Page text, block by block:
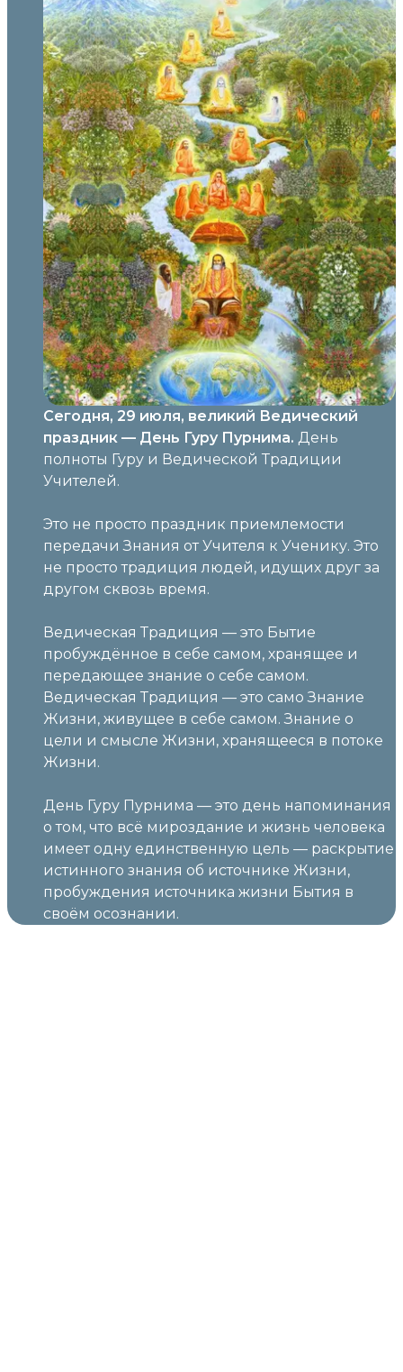
Сегодня, 29 июля, великий Ведический
праздник — День Гуру Пурнима. День
полноты Гуру и Ведической Традиции
Учителей.
Это не просто праздник приемлемости
передачи Знания от Учителя к Ученику. Это
не просто традиция людей, идущих друг за
другом сквозь время.
Ведическая Традиция — это Бытие
пробуждённое в себе самом, хранящее и
передающее знание о себе самом.
Ведическая Традиция — это само Знание
Жизни, живущее в себе самом. Знание о
цели и смысле Жизни, хранящееся в потоке
Жизни.
День Гуру Пурнима — это день напоминания
о том, что всё мироздание и жизнь человека
имеет одну единственную цель — раскрытие
истинного знания об источнике Жизни,
пробуждения источника жизни Бытия в
своём осознании.